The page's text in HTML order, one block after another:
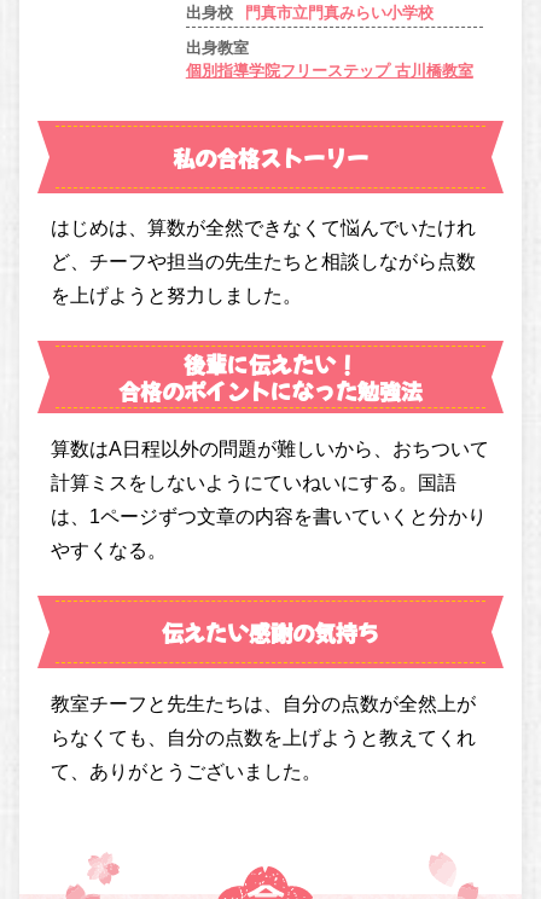
出身校
門真市立門真みらい小学校
出身教室
個別指導学院フリーステップ 古川橋教室
私の合格ストーリー
はじめは、算数が全然できなくて悩んでいたけれ
ど、チーフや担当の先生たちと相談しながら点数
を上げようと努力しました。
後輩に伝えたい！
合格のポイントになった勉強法
算数はA日程以外の問題が難しいから、おちついて
計算ミスをしないようにていねいにする。国語
は、1ページずつ文章の内容を書いていくと分かり
やすくなる。
伝えたい感謝の気持ち
教室チーフと先生たちは、自分の点数が全然上が
らなくても、自分の点数を上げようと教えてくれ
て、ありがとうございました。